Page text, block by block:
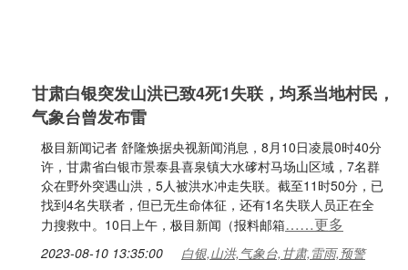
甘肃白银突发山洪已致4死1失联，均系当地村民，
气象台曾发布雷
极目新闻记者 舒隆焕据央视新闻消息，8月10日凌晨0时40分
许，甘肃省白银市景泰县喜泉镇大水䃎村马场山区域，7名群
众在野外突遇山洪，5人被洪水冲走失联。截至11时50分，已
找到4名失联者，但已无生命体征，还有1名失联人员正在全
力搜救中。10日上午，极目新闻（报料邮箱……更多
2023-08-10 13:35:00 白银,山洪,气象台,甘肃,雷雨,预警